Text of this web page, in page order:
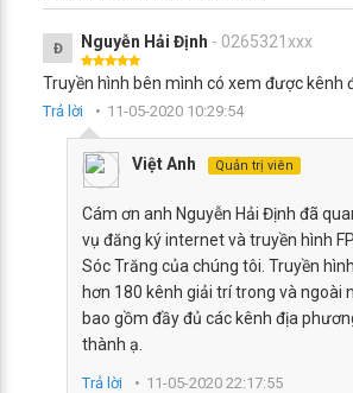
Đ Nguyễn Hải Định - 0265321xxx
Truyền hình bên mình có xem được kênh
Trả lời 11-05-2020 10:29:54
Việt Anh Quản trị viên
Cám ơn anh Nguyễn Hải Định đã
vụ đăng ký internet và truyền hình
Sóc Trăng của chúng tôi. Truyền
hơn 180 kênh giải trí trong và ngoài
bao gồm đầy đủ các kênh địa
thành ạ.
Trả lời 11-05-2020 22:17:55